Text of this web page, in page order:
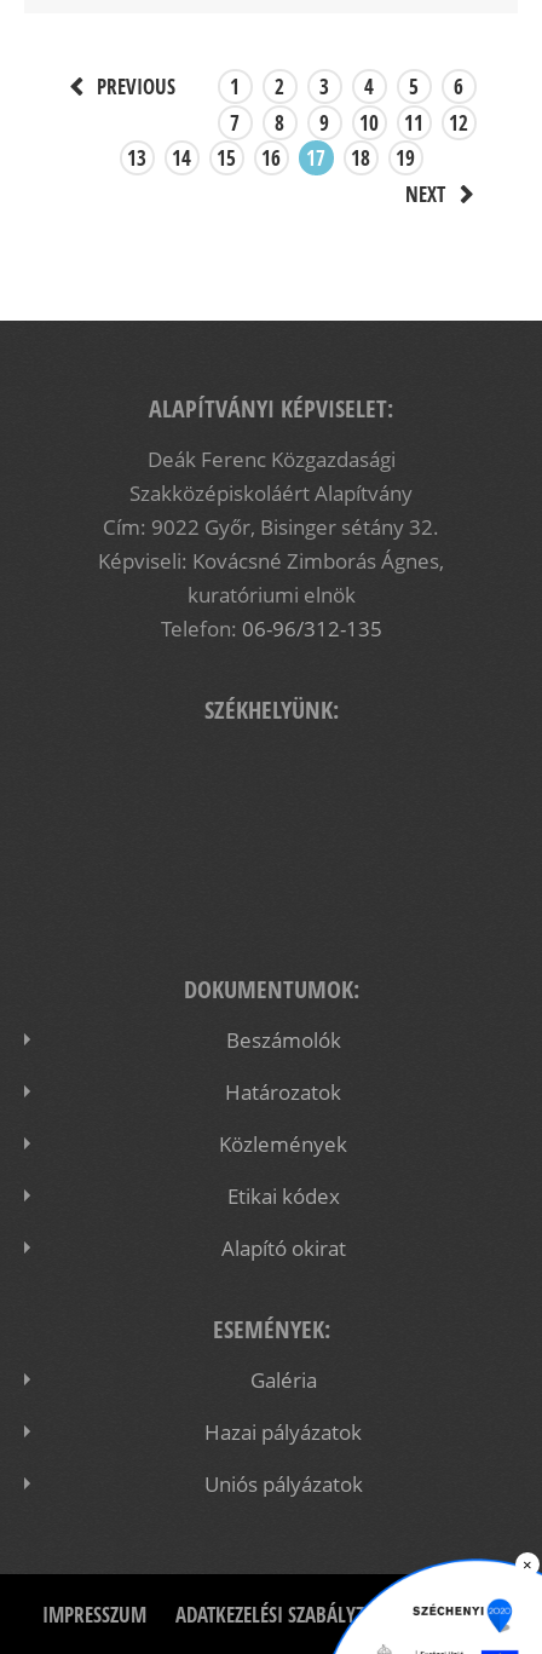
×
PREVIOUS 1 2 3 4 5
6
7
8 9 10 11
12
13
14 15 16 17 18
19
NEXT
ALAPÍTVÁNYI KÉPVISELET:
Deák Ferenc Közgazdasági
Szakközépiskoláért Alapítvány
Cím: 9022 Győr, Bisinger sétány 32.
Képviseli: Kovácsné Zimborás Ágnes,
kuratóriumi elnök
Telefon: 06-96/312-135
SZÉKHELYÜNK:
DOKUMENTUMOK:
Beszámolók
Határozatok
Közlemények
Etikai kódex
Alapító okirat
ESEMÉNYEK:
Galéria
Hazai pályázatok
Uniós pályázatok
IMPRESSZUM ADATKEZELÉSI SZABÁLYZAT KAPCSOLAT